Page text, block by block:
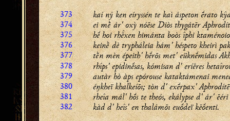
373 kaí ný ken eíryssén te kaì áspeton ḗrato
374 ei mḕ ár' oxỳ nóēse Diòs thygátēr
375 hḗ hoi rhxen himánta boòs îphi
376 keinḕ dè trypháleia hám' héspeto kheirì
377 tḕn mèn épeith' hḗrōs met' eüknḗmidas
378 rhîps' epidinḗsas, kómisan d' eríēres
379 autàr hò àps epórouse kataktámenai
380 éŋkheï khalkeíōı; tòn d' exḗrpax' Aphrodítē
381 rheîa mál' hṓs te theós, ekálypse d' ár' ēéri
382 kàd d' heîs' en thalámōı euṓdeï kēṓenti.